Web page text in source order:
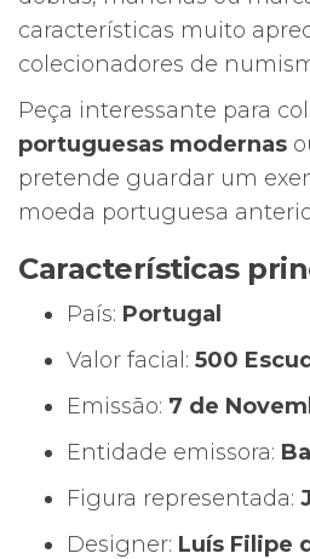
características muito
colecionadores de
Peça interessante para
portuguesas modernas
pretende guardar um
moeda portuguesa
Características
País: Portugal
Valor facial: 500
Emissão: 7 de
Entidade emissora:
Figura representada:
Designer: Luís Filipe